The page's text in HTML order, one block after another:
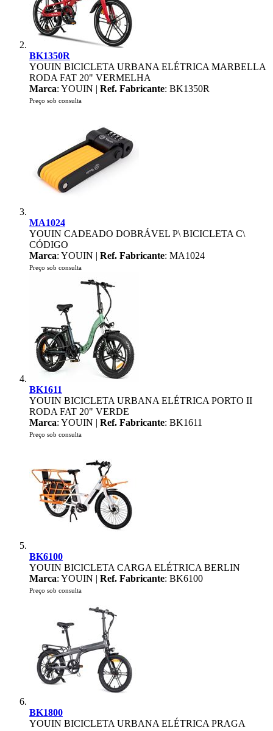
BK1350R
YOUIN BICICLETA URBANA ELÉTRICA MARBELLA
RODA FAT 20" VERMELHA
Marca: YOUIN | Ref. Fabricante: BK1350R
Preço sob consulta
MA1024
YOUIN CADEADO DOBRÁVEL P\ BICICLETA C\
CÓDIGO
Marca: YOUIN | Ref. Fabricante: MA1024
Preço sob consulta
BK1611
YOUIN BICICLETA URBANA ELÉTRICA PORTO II
RODA FAT 20" VERDE
Marca: YOUIN | Ref. Fabricante: BK1611
Preço sob consulta
BK6100
YOUIN BICICLETA CARGA ELÉTRICA BERLIN
Marca: YOUIN | Ref. Fabricante: BK6100
Preço sob consulta
BK1800
YOUIN BICICLETA URBANA ELÉTRICA PRAGA